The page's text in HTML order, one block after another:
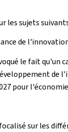
les sujets
de
le fait
pour
sur les